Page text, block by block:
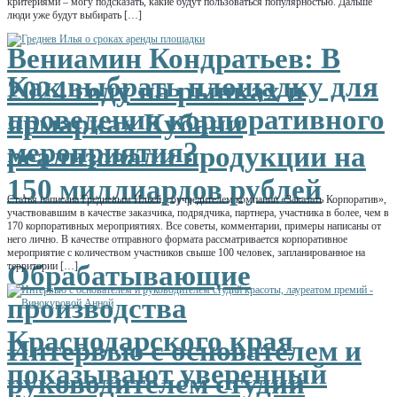
Вениамин Кондратьев: В
2024 году на рынках и
ярмарках Кубани
реализовали продукции на
150 миллиардов рублей
Обрабатывающие
производства
Краснодарского края
показывают уверенный
люди уже будут выбирать […]
Как выбрать площадку для
проведения корпоративного
мероприятия?
Статья написана Гредневым Ильей, соучредителем компании «Заказать Корпоратив»,
участвовавшим в качестве заказчика, подрядчика, партнера, участника в более, чем в
170 корпоративных мероприятиях. Все советы, комментарии, примеры написаны от
него лично. В качестве отправного формата рассматривается корпоративное
мероприятие с количеством участников свыше 100 человек, запланированное на
территории […]
Интервью с основателем и
руководителем студий